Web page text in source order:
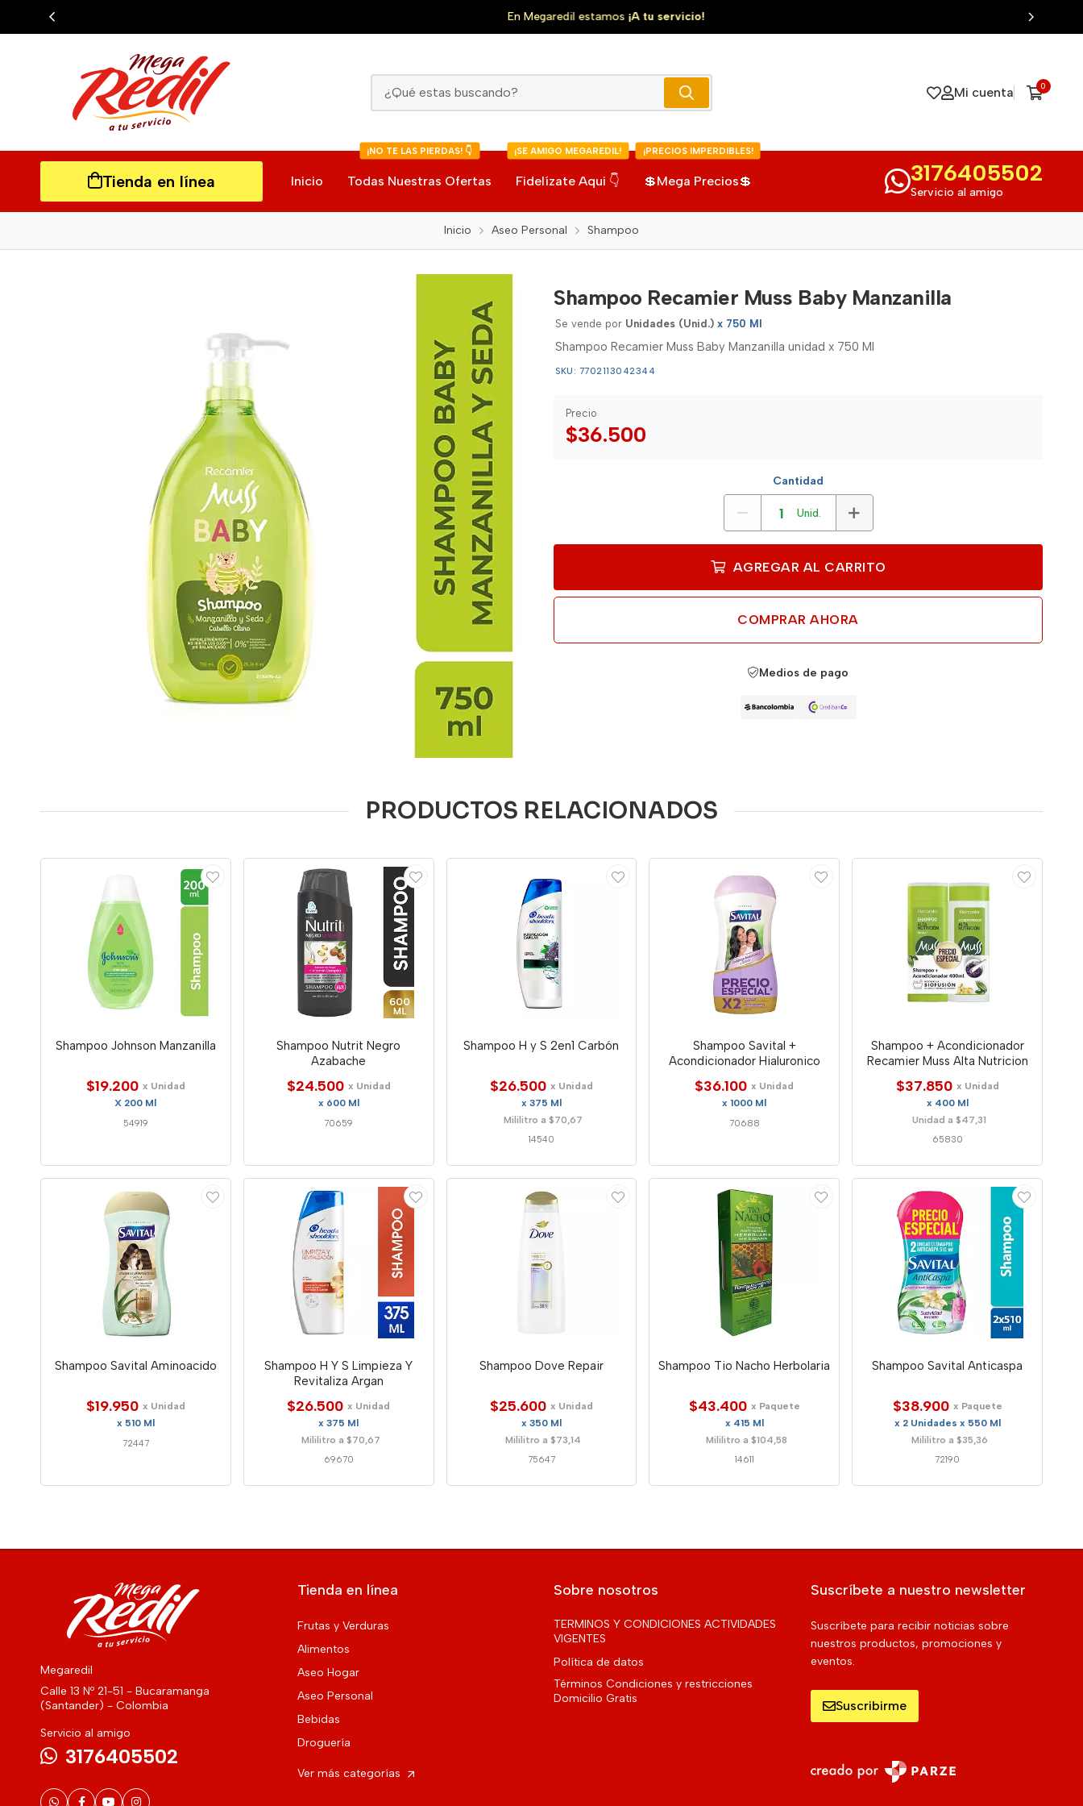
Shampoo Recamier Muss Baby Manzanilla
En Megaredil estamos¡A tu servicio!
Mi cuenta 0
Tienda en línea Inicio Todas Nuestras Ofertas
¡NO TE LAS PIERDAS! 👇
Fidelízate Aqui 👇
¡SE AMIGO MEGAREDIL!
💲Mega Precios💲
¡PRECIOS IMPERDIBLES!
3176405502
Servicio al amigo
Inicio Aseo Personal Shampoo
Shampoo Recamier Muss Baby Manzanilla
Se vende por Unidades (Unid.) x 750 Ml
Shampoo Recamier Muss Baby Manzanilla unidad x 750 Ml
SKU: 7702113042344
Precio
$36.500
Cantidad
Unid.
AGREGAR AL CARRITO
COMPRAR AHORA
Medios de pago
PRODUCTOS RELACIONADOS
Shampoo Johnson Manzanilla
$19.200 x Unidad
X 200 Ml
54919
Shampoo Nutrit Negro
Azabache
$24.500 x Unidad
x 600 Ml
70659
Shampoo H y S 2en1 Carbón
$26.500 x Unidad
x 375 Ml
Mililitro a $70,67
14540
Shampoo Savital +
Acondicionador Hialuronico
$36.100 x Unidad
x 1000 Ml
70688
Shampoo + Acondicionador
Recamier Muss Alta Nutricion
$37.850 x Unidad
x 400 Ml
Unidad a $47,31
65830
Shampoo Savital Aminoacido
$19.950 x Unidad
x 510 Ml
72447
Shampoo H Y S Limpieza Y
Revitaliza Argan
$26.500 x Unidad
x 375 Ml
Mililitro a $70,67
69670
Shampoo Dove Repair
$25.600 x Unidad
x 350 Ml
Mililitro a $73,14
75647
Shampoo Tio Nacho Herbolaria
$43.400 x Paquete
x 415 Ml
Mililitro a $104,58
14611
Shampoo Savital Anticaspa
$38.900 x Paquete
x 2 Unidades x 550 Ml
Mililitro a $35,36
72190
Megaredil
Calle 13 Nº 21-51 - Bucaramanga
(Santander) - Colombia
Servicio al amigo
3176405502
Tienda en línea
Frutas y Verduras
Alimentos
Aseo Hogar
Aseo Personal
Bebidas
Droguería
Ver más categorías
Sobre nosotros
TERMINOS Y CONDICIONES ACTIVIDADES
VIGENTES
Política de datos
Términos Condiciones y restricciones
Domicilio Gratis
Suscríbete a nuestro newsletter
Suscríbete para recibir noticias sobre
nuestros productos, promociones y
eventos.
Suscribirme